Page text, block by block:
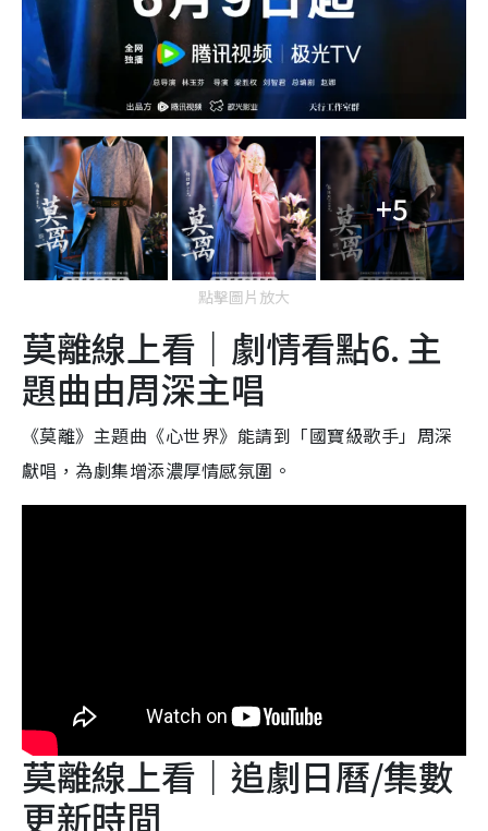
+5
點擊圖片放大
莫離線上看｜劇情看點6. 主
題曲由周深主唱
《莫離》主題曲《心世界》能請到「國寶級歌手」周深
獻唱，為劇集增添濃厚情感氛圍。
莫離線上看｜追劇日曆/集數
更新時間